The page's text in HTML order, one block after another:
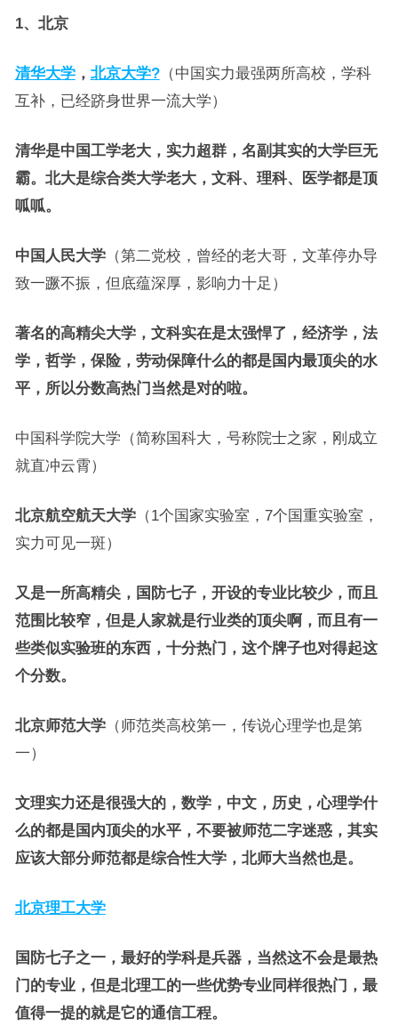
1、北京
清华大学， 北京大学?（中国实力最强两所高校，学科
互补，已经跻身世界一流大学）
清华是中国工学老大，实力超群，名副其实的大学巨无
霸。北大是综合类大学老大，文科、理科、医学都是顶
呱呱。
中国人民大学（第二党校，曾经的老大哥，文革停办导
致一蹶不振，但底蕴深厚，影响力十足）
著名的高精尖大学，文科实在是太强悍了，经济学，法
学，哲学，保险，劳动保障什么的都是国内最顶尖的水
平，所以分数高热门当然是对的啦。
中国科学院大学（简称国科大，号称院士之家，刚成立
就直冲云霄）
北京航空航天大学（1个国家实验室，7个国重实验室，
实力可见一斑）
又是一所高精尖，国防七子，开设的专业比较少，而且
范围比较窄，但是人家就是行业类的顶尖啊，而且有一
些类似实验班的东西，十分热门，这个牌子也对得起这
个分数。
北京师范大学（师范类高校第一，传说心理学也是第
一）
文理实力还是很强大的，数学，中文，历史，心理学什
么的都是国内顶尖的水平，不要被师范二字迷惑，其实
应该大部分师范都是综合性大学，北师大当然也是。
北京理工大学
国防七子之一，最好的学科是兵器，当然这不会是最热
门的专业，但是北理工的一些优势专业同样很热门，最
值得一提的就是它的通信工程。